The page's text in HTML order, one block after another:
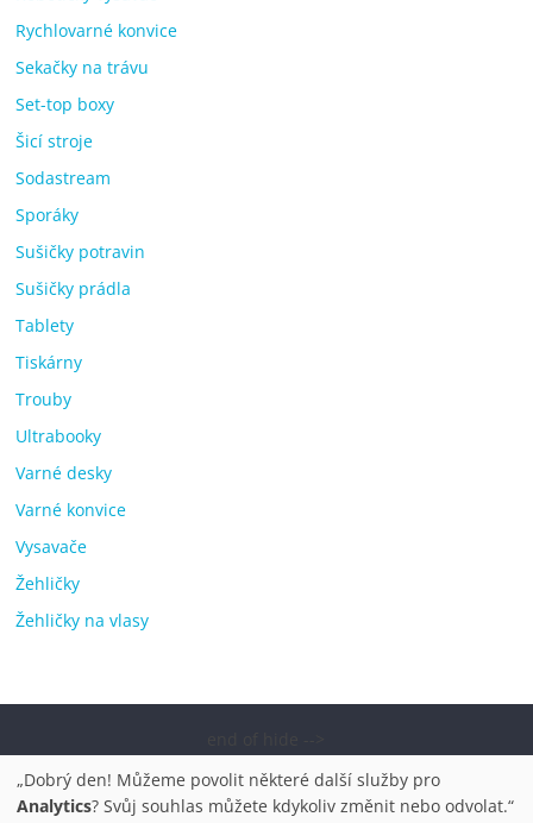
Rychlovarné konvice
Sekačky na trávu
Set-top boxy
Šicí stroje
Sodastream
Sporáky
Sušičky potravin
Sušičky prádla
Tablety
Tiskárny
Trouby
Ultrabooky
Varné desky
Varné konvice
Vysavače
Žehličky
Žehličky na vlasy
pračky, televize, notebooky, mobilní telefony, kávovary,
„Dobrý den! Můžeme povolit některé další služby pro
Analytics? Svůj souhlas můžete kdykoliv změnit nebo odvolat.“